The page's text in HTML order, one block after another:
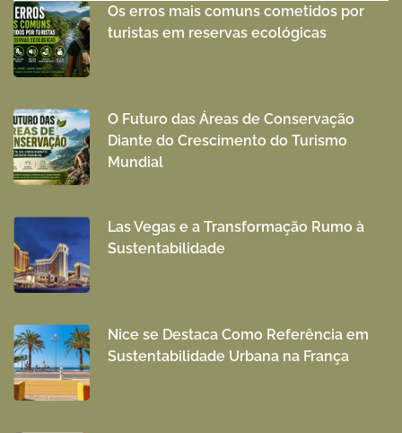
Os erros mais comuns cometidos por
turistas em reservas ecológicas
O Futuro das Áreas de Conservação
Diante do Crescimento do Turismo
Mundial
Las Vegas e a Transformação Rumo à
Sustentabilidade
Nice se Destaca Como Referência em
Sustentabilidade Urbana na França